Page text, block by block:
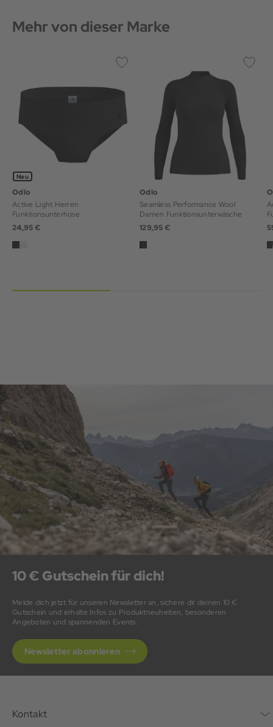
Mehr von dieser Marke
Neu
Odlo
Active Light Herren
Funktionsunterhose
24,95 €
Odlo
Seamless Performance Wool
Damen Funktionsunterwäsche
129,95 €
10 € Gutschein für dich!
Melde dich jetzt für unseren Newsletter an, sichere dir deinen 10 €
Gutschein und erhalte Infos zu Produktneuheiten, besonderen
Angeboten und spannenden Events.
Newsletter abonnieren
Kontakt